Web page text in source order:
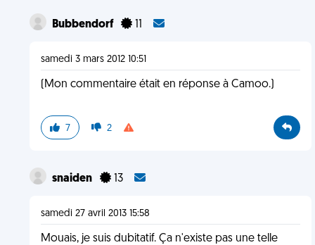
Bubbendorf 11
samedi 3 mars 2012 10:51
(Mon commentaire était en réponse à Camoo.)
7 2
snaiden 13
samedi 27 avril 2013 15:58
Mouais, je suis dubitatif. Ça n'existe pas une telle